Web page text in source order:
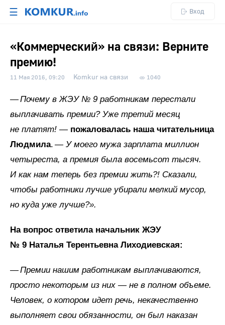
☰ Вход
«Коммерческий» на связи: Верните
премию!
11 Мая 2016, 09:20 Komkur на связи 1040
— Почему в ЖЭУ № 9 работникам перестали
выплачивать премии? Уже третий месяц
не платят! — пожаловалась наша читательница
Людмила. — У моего мужа зарплата миллион
четыреста, а премия была восемьсот тысяч.
И как нам теперь без премии жить?! Сказали,
чтобы работники лучше убирали мелкий мусор,
но куда уже лучше?».
На вопрос ответила начальник ЖЭУ
№ 9 Наталья Терентьевна Лиходиевская:
— Премии нашим работникам выплачиваются,
просто некоторым из них — не в полном объеме.
Человек, о котором идет речь, некачественно
выполняет свои обязанности, он был наказан